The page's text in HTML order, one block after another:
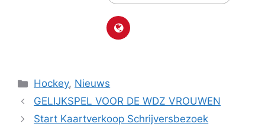
Categorieën
Hockey, Nieuws
GELIJKSPEL VOOR DE WDZ VROUWEN
Start Kaartverkoop Schrijversbezoek